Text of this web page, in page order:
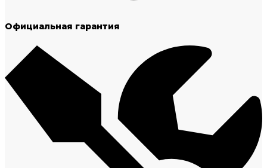
Официальная гарантия